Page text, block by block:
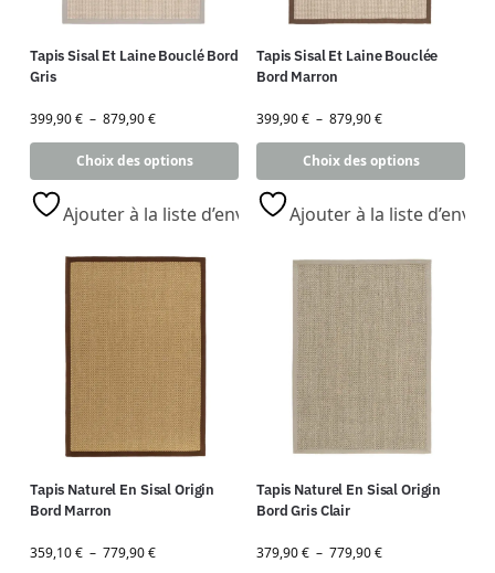
Tapis Sisal Et Laine Bouclé Bord
Gris
399,90€ – 879,90€
Choix des options
Ajouter à la liste d’envies
Tapis Sisal Et Laine Bouclée
Bord Marron
399,90€ – 879,90€
Choix des options
Ajouter à la liste d’envies
Tapis Naturel En Sisal Origin
Bord Marron
359,10€ – 779,90€
Tapis Naturel En Sisal Origin
Bord Gris Clair
379,90€ – 779,90€